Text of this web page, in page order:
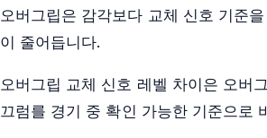
오버그립은 감각보다 교체 신호 기준
이 줄어듭니다.
오버그립 교체 신호 레벨 차이은 오버
끄럼를 경기 중 확인 가능한 기준으로